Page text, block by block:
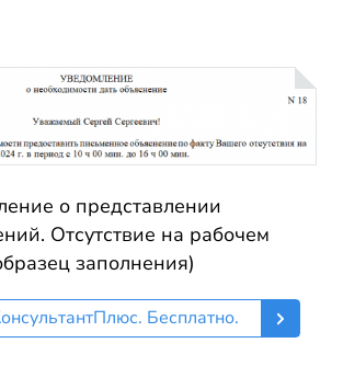
о представлении
Отсутствие на рабочем
заполнения)
Бесплатно.